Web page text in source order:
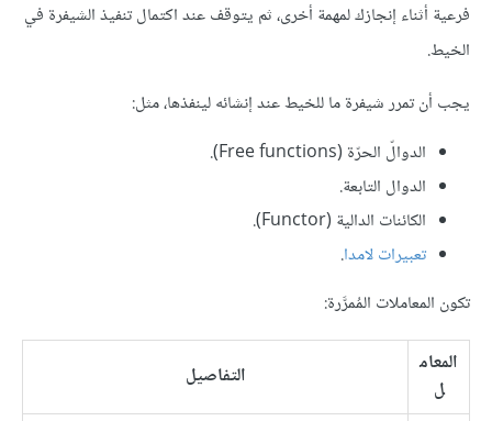
فرعية أثناء إنجازك لمهمة أخرى، ثم يتوقف عند اكتمال تنفيذ الشيفرة في
الخيط.
يجب أن تمرر شيفرة ما للخيط عند إنشائه لينفذها، مثل:
الدوالّ الحرّة (Free functions).
الدوال التابعة.
الكائنات الدالية (Functor).
تعبيرات لامدا.
تكون المعاملات المُمرَّرة:
المعام
ل
التفاصيل